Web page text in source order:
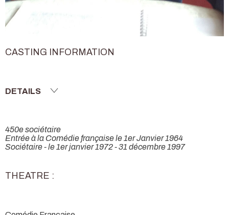
CASTING INFORMATION
DETAILS
450e sociétaire
Entrée à la Comédie française le 1er Janvier 1964
Sociétaire - le 1er janvier 1972 - 31 décembre 1997
THEATRE :